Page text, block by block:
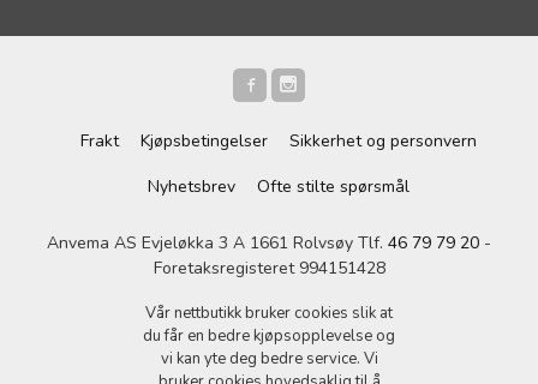
Frakt Kjøpsbetingelser
Sikkerhet og personvern
Nyhetsbrev
Ofte stilte spørsmål
Anvema AS Evjeløkka 3 A 1661 Rolvsøy Tlf. 46 79 79 20 -
Foretaksregisteret 994151428
Vår nettbutikk bruker cookies slik at
du får en bedre kjøpsopplevelse og
vi kan yte deg bedre service. Vi